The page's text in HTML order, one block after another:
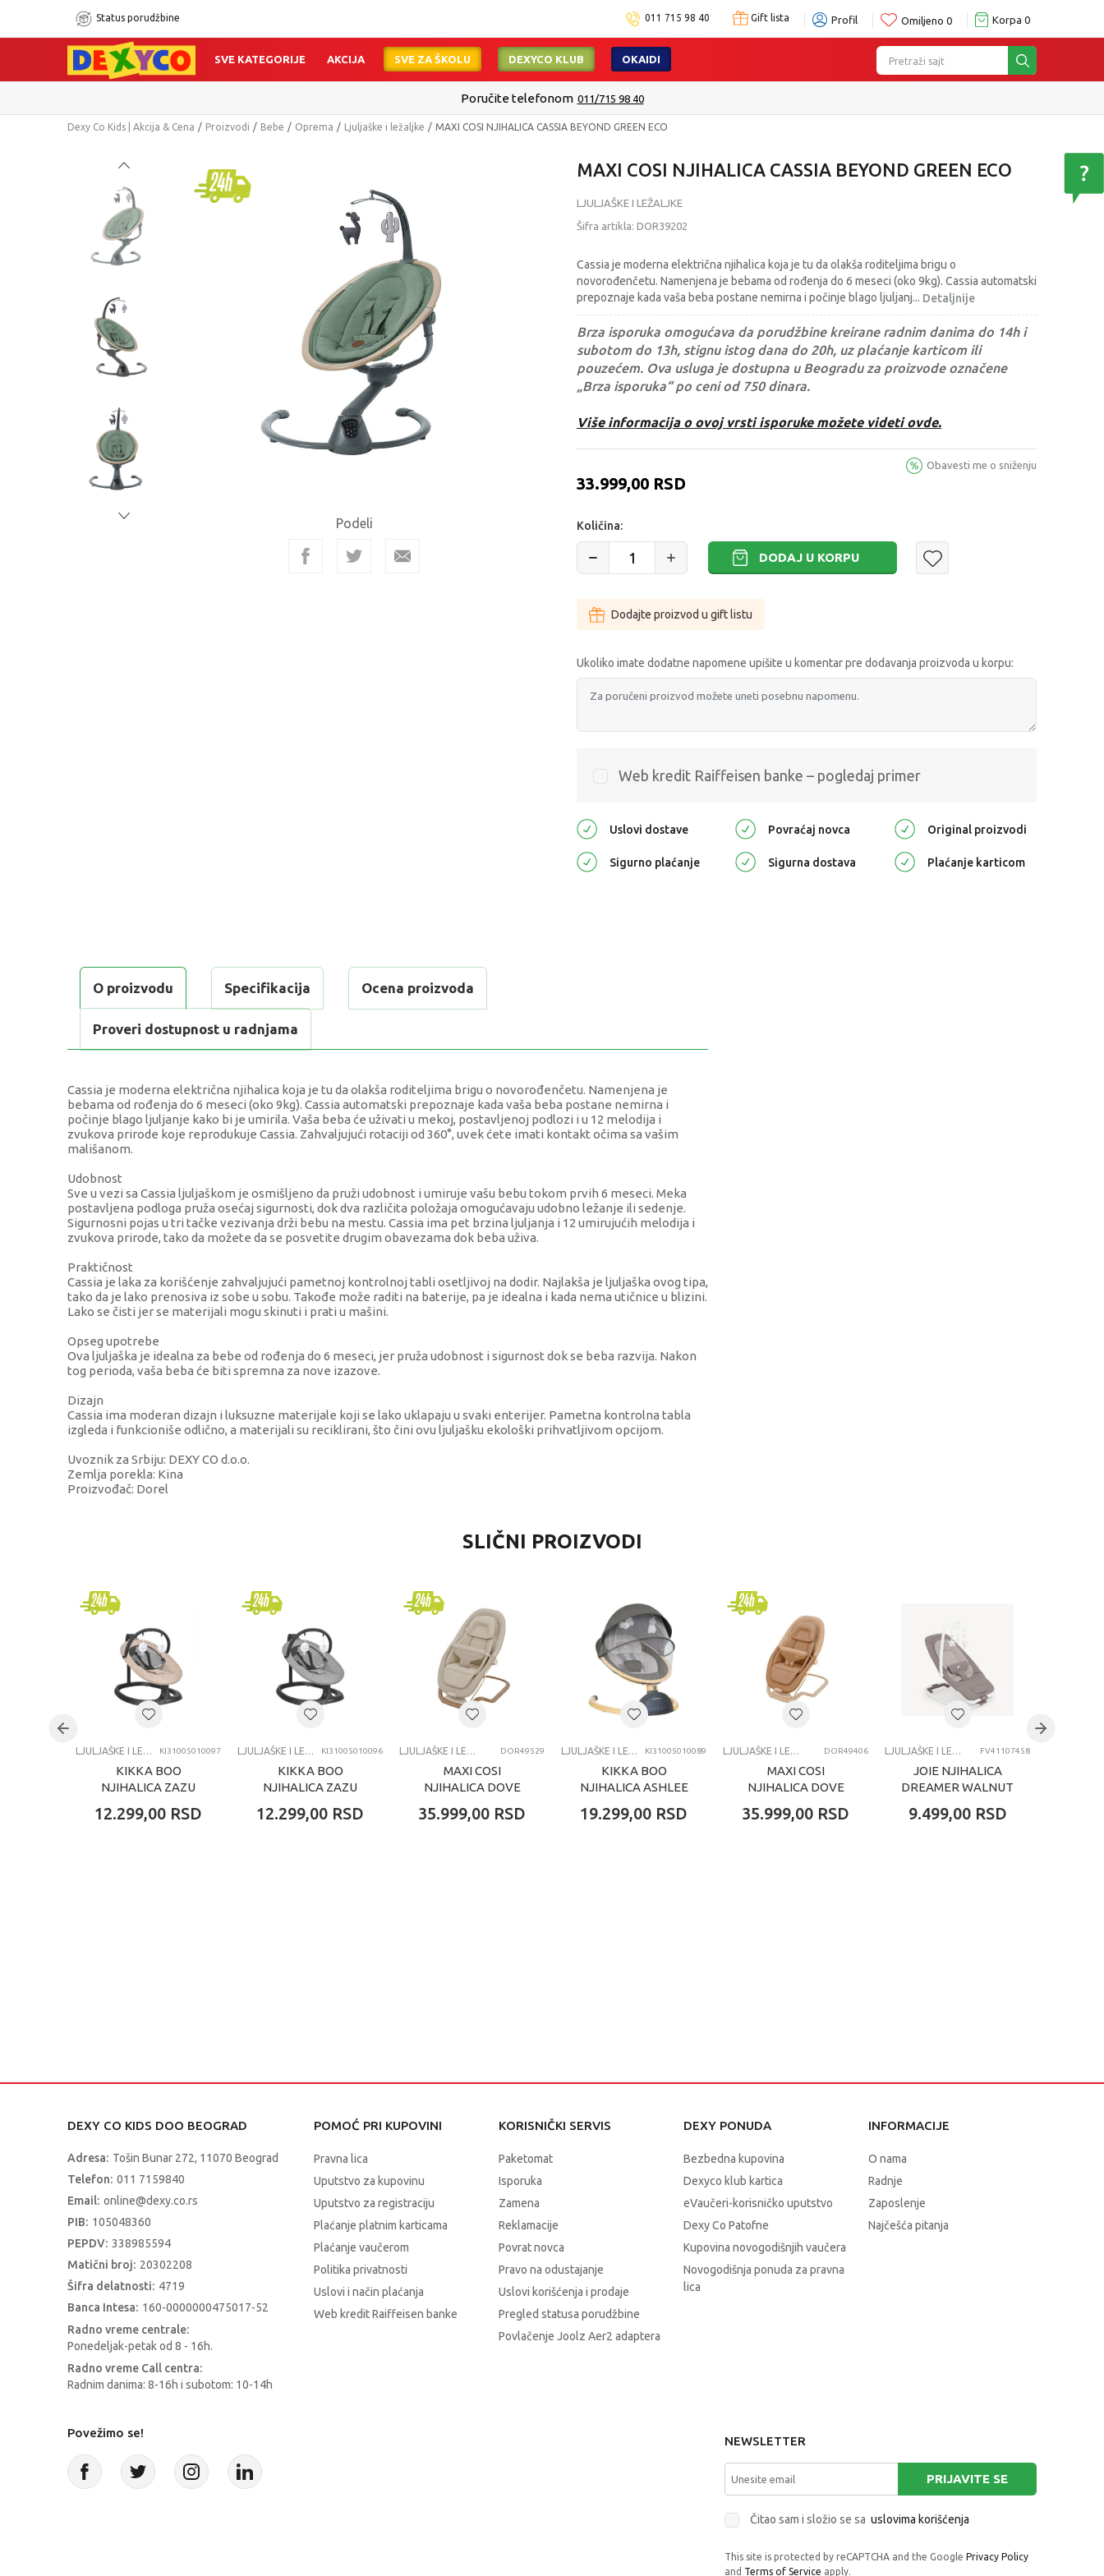
Status porudžbine 011 715 98 40 Gift lista Profil Omiljeno 0 Korpa 0
Pretraži sajt
SVE KATEGORIJE AKCIJA SVE ZA ŠKOLU DEXYCO KLUB OKAIDI
Poručite telefonom 011/715 98 40
Dexy Co Kids | Akcija & Cena Proizvodi Bebe Oprema Ljuljaške i ležaljke MAXI COSI NJIHALICA CASSIA BEYOND GREEN ECO
Podeli
MAXI COSI NJIHALICA CASSIA BEYOND GREEN ECO
LJULJAŠKE I LEŽALJKE
Šifra artikla: DOR39202
Cassia je moderna električna njihalica koja je tu da olakša roditeljima brigu o
novorođenčetu. Namenjena je bebama od rođenja do 6 meseci (oko 9kg). Cassia automatski
prepoznaje kada vaša beba postane nemirna i počinje blago ljuljanj... Detaljnije
Brza isporuka omogućava da porudžbine kreirane radnim danima do 14h i
subotom do 13h, stignu istog dana do 20h, uz plaćanje karticom ili
pouzećem. Ova usluga je dostupna u Beogradu za proizvode označene
„Brza isporuka“ po ceni od 750 dinara.
Više informacija o ovoj vrsti isporuke možete videti ovde.
33.999,00 RSD
Obavesti me o sniženju
Količina:
DODAJ U KORPU
Dodajte proizvod u gift listu
Ukoliko imate dodatne napomene upišite u komentar pre dodavanja proizvoda u korpu:
Web kredit Raiffeisen banke – pogledaj primer
Uslovi dostave Povraćaj novca Original proizvodi
Sigurno plaćanje Sigurna dostava Plaćanje karticom
O proizvodu Specifikacija Ocena proizvoda
Proveri dostupnost u radnjama
Cassia je moderna električna njihalica koja je tu da olakša roditeljima brigu o novorođenčetu. Namenjena je
bebama od rođenja do 6 meseci (oko 9kg). Cassia automatski prepoznaje kada vaša beba postane nemirna i
počinje blago ljuljanje kako bi je umirila. Vaša beba će uživati u mekoj, postavljenoj podlozi i u 12 melodija i
zvukova prirode koje reprodukuje Cassia. Zahvaljujući rotaciji od 360°, uvek ćete imati kontakt očima sa vašim
mališanom.
Udobnost
Sve u vezi sa Cassia ljuljaškom je osmišljeno da pruži udobnost i umiruje vašu bebu tokom prvih 6 meseci. Meka
postavljena podloga pruža osećaj sigurnosti, dok dva različita položaja omogućavaju udobno ležanje ili sedenje.
Sigurnosni pojas u tri tačke vezivanja drži bebu na mestu. Cassia ima pet brzina ljuljanja i 12 umirujućih melodija i
zvukova prirode, tako da možete da se posvetite drugim obavezama dok beba uživa.
Praktičnost
Cassia je laka za korišćenje zahvaljujući pametnoj kontrolnoj tabli osetljivoj na dodir. Najlakša je ljuljaška ovog tipa,
tako da je lako prenosiva iz sobe u sobu. Takođe može raditi na baterije, pa je idealna i kada nema utičnice u blizini.
Lako se čisti jer se materijali mogu skinuti i prati u mašini.
Opseg upotrebe
Ova ljuljaška je idealna za bebe od rođenja do 6 meseci, jer pruža udobnost i sigurnost dok se beba razvija. Nakon
tog perioda, vaša beba će biti spremna za nove izazove.
Dizajn
Cassia ima moderan dizajn i luksuzne materijale koji se lako uklapaju u svaki enterijer. Pametna kontrolna tabla
izgleda i funkcioniše odlično, a materijali su reciklirani, što čini ovu ljuljašku ekološki prihvatljivom opcijom.
Uvoznik za Srbiju: DEXY CO d.o.o.
Zemlja porekla: Kina
Proizvođač: Dorel
Ljuljaške i ležaljke
Brend Maxi Cosi
Kategorija LJULJASKE I LEZALJKE
SLIČNI PROIZVODI
LJULJAŠKE I LEŽALJKE KI31005010097
KIKKA BOO
NJIHALICA ZAZU
12.299,00 RSD
LJULJAŠKE I LEŽALJKE KI31005010096
KIKKA BOO
NJIHALICA ZAZU
12.299,00 RSD
LJULJAŠKE I LEŽALJKE DOR49529
MAXI COSI
NJIHALICA DOVE
BEIGE
35.999,00 RSD
LJULJAŠKE I LEŽALJKE KI31005010089
KIKKA BOO
NJIHALICA ASHLEE
19.299,00 RSD
LJULJAŠKE I LEŽALJKE DOR49406
MAXI COSI
NJIHALICA DOVE
BRONZE
35.999,00 RSD
LJULJAŠKE I LEŽALJKE FV41107458
JOIE NJIHALICA
DREAMER WALNUT
9.499,00 RSD
DEXY CO KIDS DOO BEOGRAD
Adresa: Tošin Bunar 272, 11070 Beograd
Telefon: 011 7159840
Email: online@dexy.co.rs
PIB: 105048360
PEPDV: 338985594
Matični broj: 20302208
Šifra delatnosti: 4719
Banca Intesa: 160-0000000475017-52
Radno vreme centrale:
Ponedeljak-petak od 8 - 16h.
Radno vreme Call centra:
Radnim danima: 8-16h i subotom: 10-14h
POMOĆ PRI KUPOVINI
Pravna lica
Uputstvo za kupovinu
Uputstvo za registraciju
Plaćanje platnim karticama
Plaćanje vaučerom
Politika privatnosti
Uslovi i način plaćanja
Web kredit Raiffeisen banke
KORISNIČKI SERVIS
Paketomat
Isporuka
Zamena
Reklamacije
Povrat novca
Pravo na odustajanje
Uslovi korišćenja i prodaje
Pregled statusa porudžbine
Povlačenje Joolz Aer2 adaptera
DEXY PONUDA
Bezbedna kupovina
Dexyco klub kartica
eVaučeri-korisničko uputstvo
Dexy Co Patofne
Kupovina novogodišnjih vaučera
Novogodišnja ponuda za pravna
lica
INFORMACIJE
O nama
Radnje
Zaposlenje
Najčešća pitanja
Povežimo se!
NEWSLETTER
PRIJAVITE SE
Čitao sam i složio se sa uslovima korišćenja
This site is protected by reCAPTCHA and the Google Privacy Policy
and Terms of Service apply.